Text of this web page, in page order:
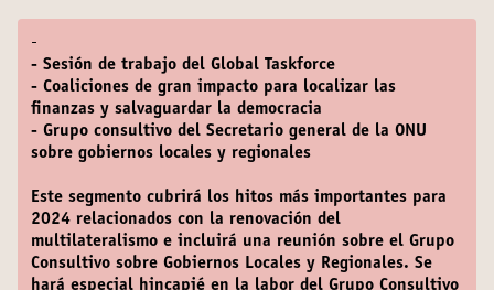
-
- Sesión de trabajo del Global Taskforce
- Coaliciones de gran impacto para localizar las
finanzas y salvaguardar la democracia
- Grupo consultivo del Secretario general de la ONU
sobre gobiernos locales y regionales
Este segmento cubrirá los hitos más importantes para
2024 relacionados con la renovación del
multilateralismo e incluirá una reunión sobre el Grupo
Consultivo sobre Gobiernos Locales y Regionales. Se
hará especial hincapié en la labor del Grupo Consultivo